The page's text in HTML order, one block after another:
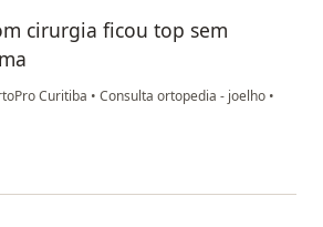
cirurgia ficou top sem
Curitiba • Consulta ortopedia - joelho •